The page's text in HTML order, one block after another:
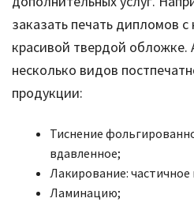
заказать печать дипломов
красивой твердой
несколько видов
продукции:
Тиснение
вдавленное;
Лакирование: частичное
Ламинацию;